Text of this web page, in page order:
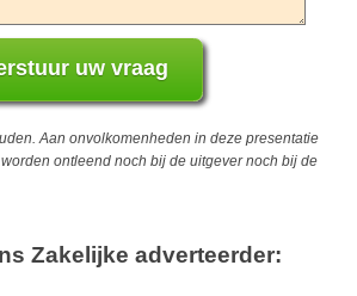
Aan onvolkomenheden in deze presentatie
ontleend noch bij de uitgever noch bij de
Zakelijke adverteerder: